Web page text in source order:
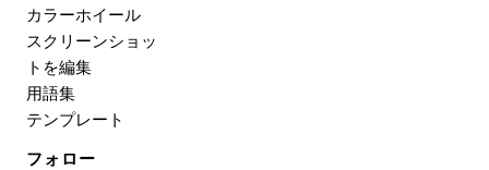
カラーホイール
スクリーンショッ
トを編集
用語集
テンプレート
フォロー